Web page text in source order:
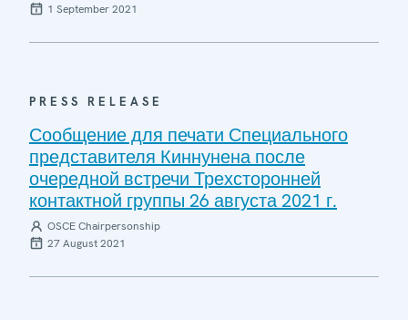
1 September 2021
PRESS RELEASE
Сообщение для печати Специального
представителя Киннунена после
очередной встречи Трехсторонней
контактной группы 26 августа 2021 г.
OSCE Chairpersonship
27 August 2021